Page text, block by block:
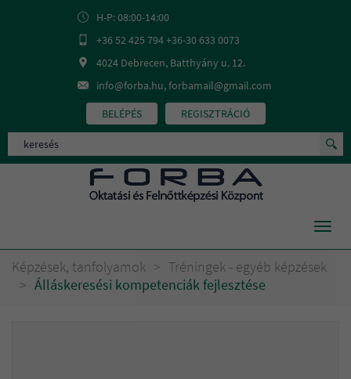
H-P: 08:00-14:00
+36 52 425 794 +36-30 633 0073
4024 Debrecen, Batthyány u. 12.
info@forba.hu, forbamail@gmail.com
BELÉPÉS
REGISZTRÁCIÓ
Képzések, tanfolyamok > Tréningek - egyéb képzések
> Álláskeresési kompetenciák fejlesztése